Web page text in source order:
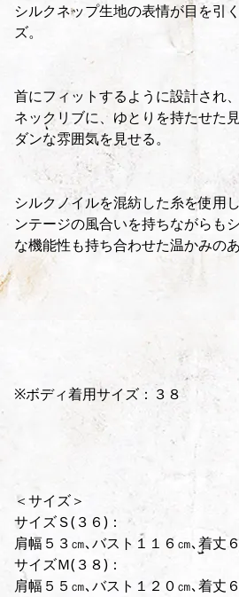
シルクネップ生地の表情が目を引
ズ。
首にフィットするように設計され
ネックリブに、ゆとりを持たせた
ダンな雰囲気を見せる。
シルクノイルを混紡した糸を使用
ンテージの風合いを持ちながらも
な機能性も持ち合わせた温かみの
※ボディ着用サイズ：３８
＜サイズ＞
サイズＳ(３６)：
肩幅５３㎝､バスト１１６㎝､着丈
サイズＭ(３８)：
肩幅５５㎝､バスト１２０㎝､着丈